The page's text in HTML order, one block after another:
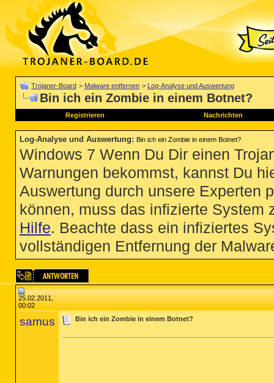
Trojaner-Board > Malware entfernen > Log-Analyse und Auswertung
Bin ich ein Zombie in einem Botnet?
Registrieren Nachrichten
Log-Analyse und Auswertung: Bin ich ein Zombie in einem Botnet?
Windows 7 Wenn Du Dir einen
Warnungen bekommst, kannst Du
Auswertung durch unsere Experten
können, muss das infizierte System
Hilfe. Beachte dass ein infiziertes
vollständigen Entfernung der
25.02.2011,
00:02
samus Bin ich ein Zombie in einem Botnet?